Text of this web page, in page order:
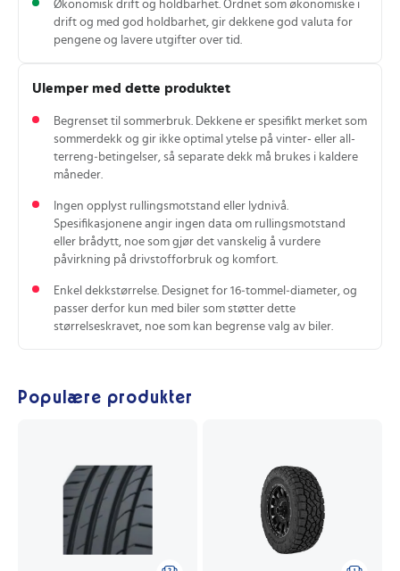
Økonomisk drift og holdbarhet. Ordnet som økonomiske i
drift og med god holdbarhet, gir dekkene god valuta for
pengene og lavere utgifter over tid.
Ulemper med dette produktet
Begrenset til sommerbruk. Dekkene er spesifikt merket som
sommerdekk og gir ikke optimal ytelse på vinter- eller all-
terreng‑betingelser, så separate dekk må brukes i kaldere
måneder.
Ingen opplyst rullingsmotstand eller lydnivå.
Spesifikasjonene angir ingen data om rullingsmotstand
eller brådytt, noe som gjør det vanskelig å vurdere
påvirkning på drivstofforbruk og komfort.
Enkel dekkstørrelse. Designet for 16‑tommel‑diameter, og
passer derfor kun med biler som støtter dette
størrelseskravet, noe som kan begrense valg av biler.
Populære produkter